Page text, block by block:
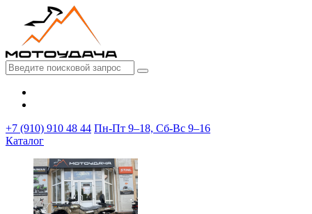
+7 (910) 910 48 44 Пн-Пт 9–18, Сб-Вс 9–16
Каталог